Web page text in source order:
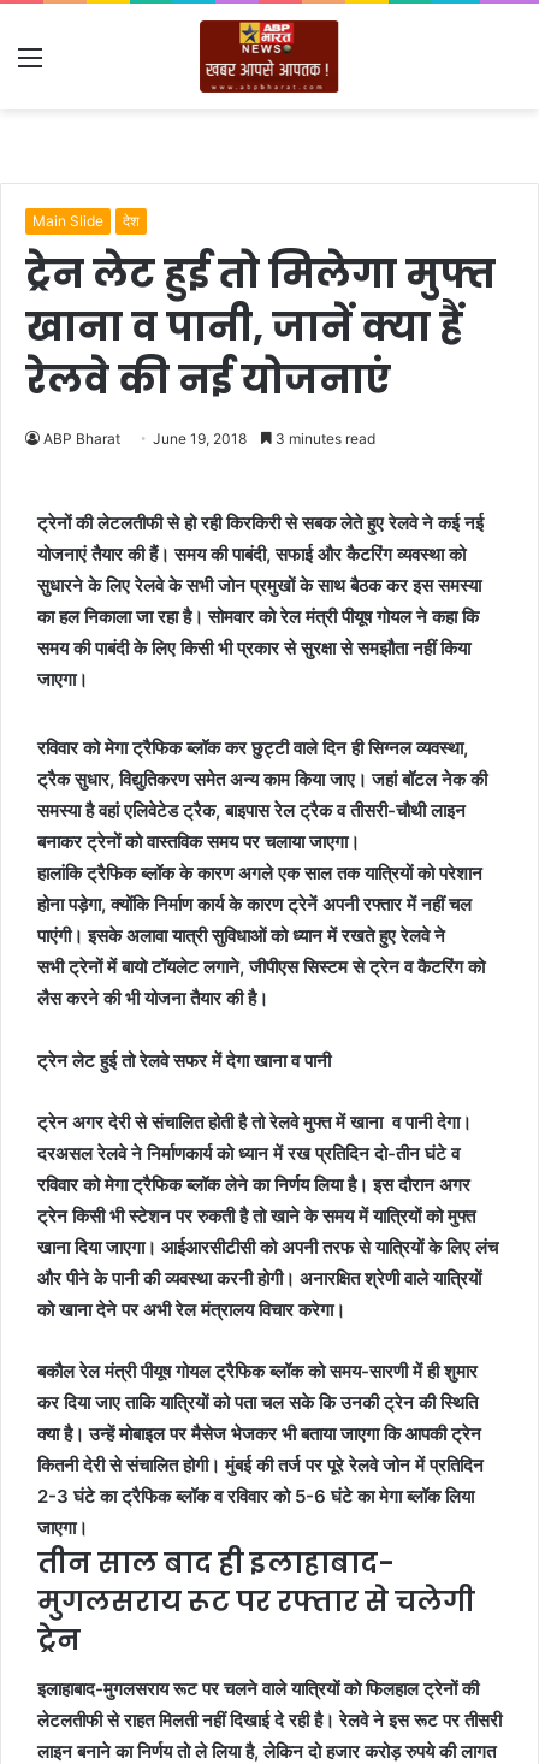
Menu
Main Slide देश
ट्रेन लेट हुई तो मिलेगा मुफ्त
खाना व पानी, जानें क्या हैं
रेलवे की नई योजनाएं
ABP Bharat June 19, 2018 3 minutes read
ट्रेनों की लेटलतीफी से हो रही किरकिरी से सबक लेते हुए रेलवे ने कई नई
योजनाएं तैयार की हैं। समय की पाबंदी, सफाई और कैटरिंग व्यवस्था को
सुधारने के लिए रेलवे के सभी जोन प्रमुखों के साथ बैठक कर इस समस्या
का हल निकाला जा रहा है। सोमवार को रेल मंत्री पीयूष गोयल ने कहा कि
समय की पाबंदी के लिए किसी भी प्रकार से सुरक्षा से समझौता नहीं किया
जाएगा।
रविवार को मेगा ट्रैफिक ब्लॉक कर छुट्टी वाले दिन ही सिग्नल व्यवस्था,
ट्रैक सुधार, विद्युतिकरण समेत अन्य काम किया जाए। जहां बॉटल नेक की
समस्या है वहां एलिवेटेड ट्रैक, बाइपास रेल ट्रैक व तीसरी-चौथी लाइन
बनाकर ट्रेनों को वास्तविक समय पर चलाया जाएगा।
हालांकि ट्रैफिक ब्लॉक के कारण अगले एक साल तक यात्रियों को परेशान
होना पड़ेगा, क्योंकि निर्माण कार्य के कारण ट्रेनें अपनी रफ्तार में नहीं चल
पाएंगी। इसके अलावा यात्री सुविधाओं को ध्यान में रखते हुए रेलवे ने
सभी ट्रेनों में बायो टॉयलेट लगाने, जीपीएस सिस्टम से ट्रेन व कैटरिंग को
लैस करने की भी योजना तैयार की है।
ट्रेन लेट हुई तो रेलवे सफर में देगा खाना व पानी
ट्रेन अगर देरी से संचालित होती है तो रेलवे मुफ्त में खाना व पानी देगा।
दरअसल रेलवे ने निर्माणकार्य को ध्यान में रख प्रतिदिन दो-तीन घंटे व
रविवार को मेगा ट्रैफिक ब्लॉक लेने का निर्णय लिया है। इस दौरान अगर
ट्रेन किसी भी स्टेशन पर रुकती है तो खाने के समय में यात्रियों को मुफ्त
खाना दिया जाएगा। आईआरसीटीसी को अपनी तरफ से यात्रियों के लिए लंच
और पीने के पानी की व्यवस्था करनी होगी। अनारक्षित श्रेणी वाले यात्रियों
को खाना देने पर अभी रेल मंत्रालय विचार करेगा।
बकौल रेल मंत्री पीयूष गोयल ट्रैफिक ब्लॉक को समय-सारणी में ही शुमार
कर दिया जाए ताकि यात्रियों को पता चल सके कि उनकी ट्रेन की स्थिति
क्या है। उन्हें मोबाइल पर मैसेज भेजकर भी बताया जाएगा कि आपकी ट्रेन
कितनी देरी से संचालित होगी। मुंबई की तर्ज पर पूरे रेलवे जोन में प्रतिदिन
2-3 घंटे का ट्रैफिक ब्लॉक व रविवार को 5-6 घंटे का मेगा ब्लॉक लिया
जाएगा।
तीन साल बाद ही इलाहाबाद-
मुगलसराय रूट पर रफ्तार से चलेगी
ट्रेन
इलाहाबाद-मुगलसराय रूट पर चलने वाले यात्रियों को फिलहाल ट्रेनों की
लेटलतीफी से राहत मिलती नहीं दिखाई दे रही है। रेलवे ने इस रूट पर तीसरी
लाइन बनाने का निर्णय तो ले लिया है, लेकिन दो हजार करोड़ रुपये की लागत